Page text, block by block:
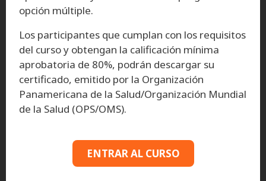
opción múltiple.
Los participantes que cumplan con los requisitos
del curso y obtengan la calificación mínima
aprobatoria de 80%, podrán descargar su
certificado, emitido por la Organización
Panamericana de la Salud/Organización Mundial
de la Salud (OPS/OMS).
ENTRAR AL CURSO